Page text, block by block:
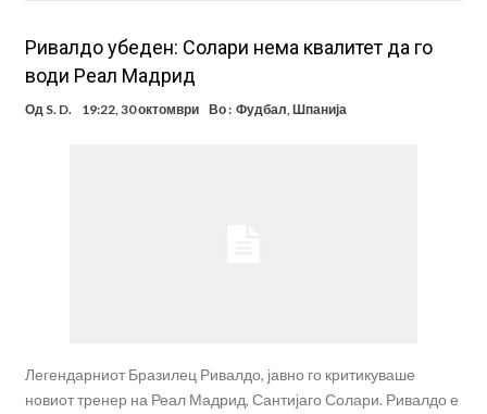
Ривалдо убеден: Солари нема квалитет да го
води Реал Мадрид
Од S. D. 19:22, 30 октомври Во : Фудбал Шпанија
Легендарниот Бразилец Ривалдо, јавно го критикуваше
новиот тренер на Реал Мадрид, Сантијаго Солари. Ривалдо е